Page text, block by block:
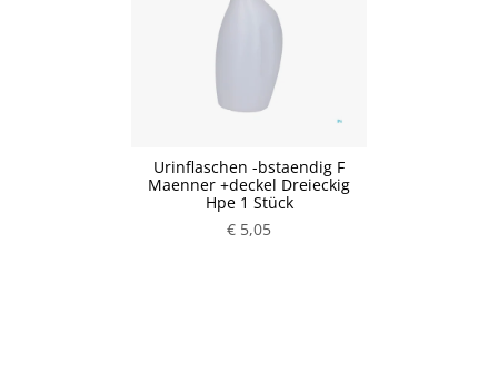
Urinflaschen -bstaendig F
Maenner +deckel Dreieckig
Hpe 1 Stück
€ 5,05